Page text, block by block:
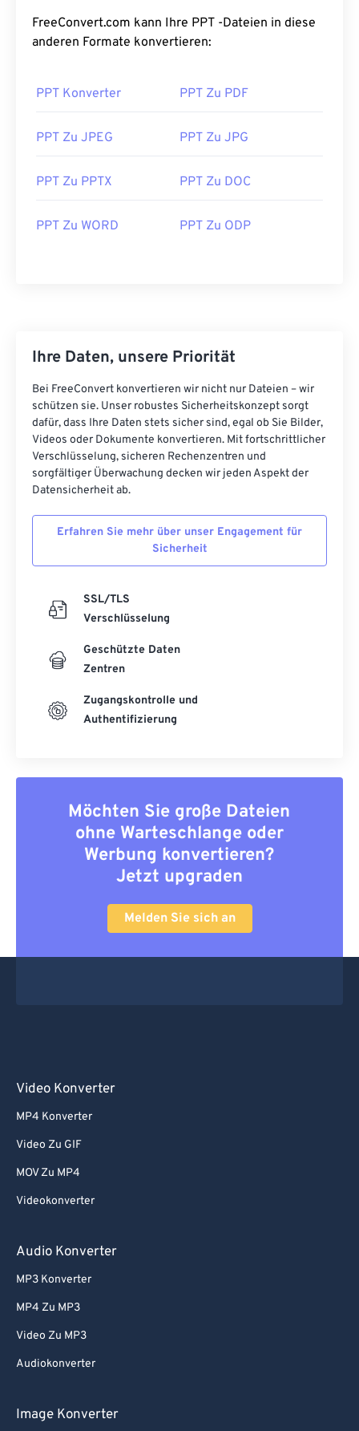
FreeConvert.com kann Ihre PPT -Dateien in diese
anderen Formate konvertieren:
PPT Konverter PPT Zu PDF
PPT Zu JPEG PPT Zu JPG
PPT Zu PPTX PPT Zu DOC
PPT Zu WORD PPT Zu ODP
Ihre Daten, unsere Priorität
Bei FreeConvert konvertieren wir nicht nur Dateien – wir
schützen sie. Unser robustes Sicherheitskonzept sorgt
dafür, dass Ihre Daten stets sicher sind, egal ob Sie Bilder,
Videos oder Dokumente konvertieren. Mit fortschrittlicher
Verschlüsselung, sicheren Rechenzentren und
sorgfältiger Überwachung decken wir jeden Aspekt der
Datensicherheit ab.
Erfahren Sie mehr über unser Engagement für
Sicherheit
SSL/TLS
Verschlüsselung
Geschützte Daten
Zentren
Zugangskontrolle und
Authentifizierung
Möchten Sie große Dateien
ohne Warteschlange oder
Werbung konvertieren?
Jetzt upgraden
Melden Sie sich an
Video Konverter
MP4 Konverter
Video Zu GIF
MOV Zu MP4
Videokonverter
Audio Konverter
MP3 Konverter
MP4 Zu MP3
Video Zu MP3
Audiokonverter
Image Konverter